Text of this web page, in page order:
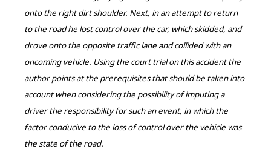
onto the right dirt shoulder. Next, in an attempt to return
to the road he lost control over the car, which skidded, and
drove onto the opposite traffic lane and collided with an
oncoming vehicle. Using the court trial on this accident the
author points at the prerequisites that should be taken into
account when considering the possibility of imputing a
driver the responsibility for such an event, in which the
factor conducive to the loss of control over the vehicle was
the state of the road.